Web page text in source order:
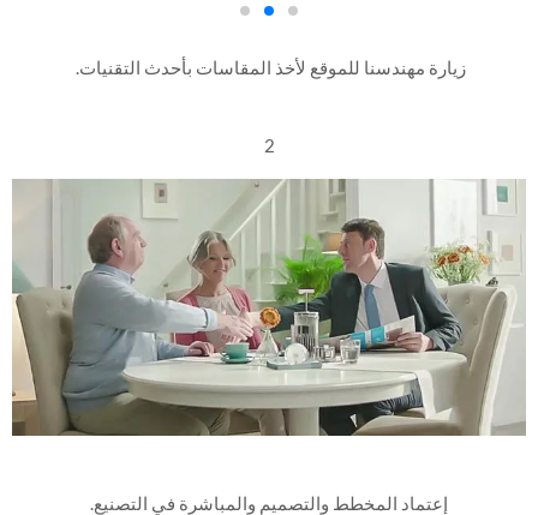
زيارة مهندسنا للموقع لأخذ المقاسات بأحدث التقنيات.
2
إعتماد المخطط والتصميم والمباشرة في التصنيع.